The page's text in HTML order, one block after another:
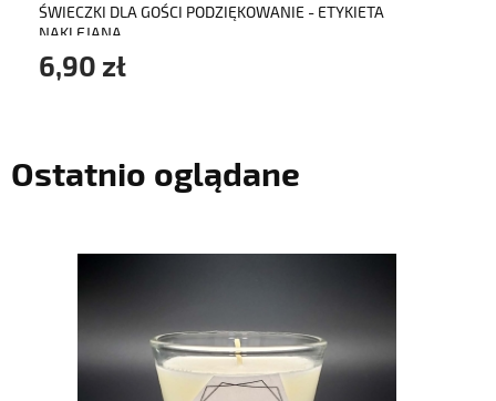
ŚWIECZKI DLA GOŚCI PODZIĘKOWANIE - ETYKIETA
NAKLEJANA
6,90 zł
Ostatnio oglądane